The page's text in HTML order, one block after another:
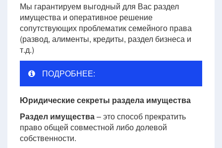
Мы гарантируем выгодный для Вас раздел
имущества и оперативное решение
сопутствующих проблематик семейного права
(развод, алименты, кредиты, раздел бизнеса и
т.д.)
ПОДРОБНЕЕ:
Юридические секреты раздела имущества
Раздел имущества– это способ прекратить
право общей совместной либо долевой
собственности.